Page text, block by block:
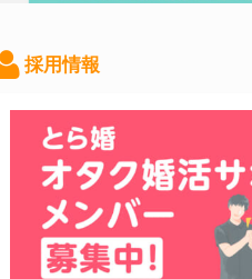
採用情報